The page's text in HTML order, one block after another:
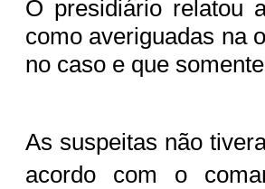
O presidiário relatou
como averiguadas na
no caso e que
As suspeitas não
acordo com o